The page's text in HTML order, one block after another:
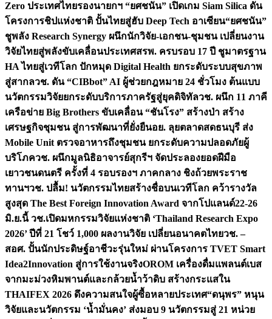
Zero ประเทศไทยรองนายกฯ “ยศชนัน” เปิดเกม Siam Silica ดัน
โครงการชิปแห่งชาติ ปั้นไทยสู่ฮับ Deep Tech อาเซียน“ยศชนัน”
ชูพลัง Research Synergy ผนึกนักวิจัย-เอกชน-ชุมชน เปลี่ยนงาน
วิจัยไทยสู่พลังขับเคลื่อนประเทศสรพ. ครบรอบ 17 ปี ชูมาตรฐาน
HA ไทยสู่เวทีโลก ปักหมุด Digital Health ยกระดับระบบสุขภาพ
สู่สากลวช. ดัน “CIBbot” AI ผู้ช่วยกฎหมาย 24 ชั่วโมง ต้นแบบ
นวัตกรรมวิจัยยกระดับบริการภาครัฐสู่ยุคดิจิทัลวช. ผนึก 11 ภาคี
เครือข่าย Big Brothers ขับเคลื่อน “ชันโรง” สร้างป่า สร้าง
เศรษฐกิจชุมชน สู่การพัฒนาที่ยั่งยืนอย. ลุยตลาดสดธนบุรี ส่ง
Mobile Unit ตรวจอาหารถึงชุมชน ยกระดับความปลอดภัยผู้
บริโภควช. ผนึกมูลนิธิอาจารย์สุกรีฯ จัดประลองยอดฝีมือ
เยาวชนดนตรี ครั้งที่ 4 รอบรองฯ ภาคกลาง ชิงถ้วยพระราช
ทานฯวช. ปลื้ม! นวัตกรรมไทยสร้างชื่อบนเวทีโลก คว้ารางวัล
สูงสุด The Best Foreign Innovation Award จากโปแลนด์22-26
มิ.ย.นี้ วช.เปิดมหกรรมวิจัยแห่งชาติ ‘Thailand Research Expo
2026’ ปีที่ 21 โชว์ 1,000 ผลงานวิจัย เปลี่ยนอนาคตไทยวช. –
สอศ. ปั้นนักประดิษฐ์อาชีวะรุ่นใหม่ ผ่านโครงการ TVET Smart
Idea2Innovation สู่การใช้งานจริงOROM เครื่องดื่มแพลนต์เบส
จากมะม่วงหิมพานต์และกล้วยน้ำว้าดิบ สร้างกระแสใน
THAIFEX 2026 ดึงความสนใจผู้ซื้อหลายประเทศ“ดนุพร” หนุน
วิจัยและนวัตกรรม ‘น้ำมั่นคง’ ส่งมอบ 9 นวัตกรรมสู่ 21 หน่วย